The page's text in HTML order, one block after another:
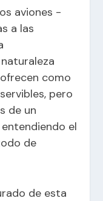
aviones -
a las
como
pero
de un
el
de
de esta